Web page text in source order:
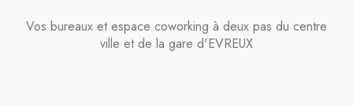
Vos bureaux et espace coworking à deux pas du centre
ville et de la gare d'EVREUX